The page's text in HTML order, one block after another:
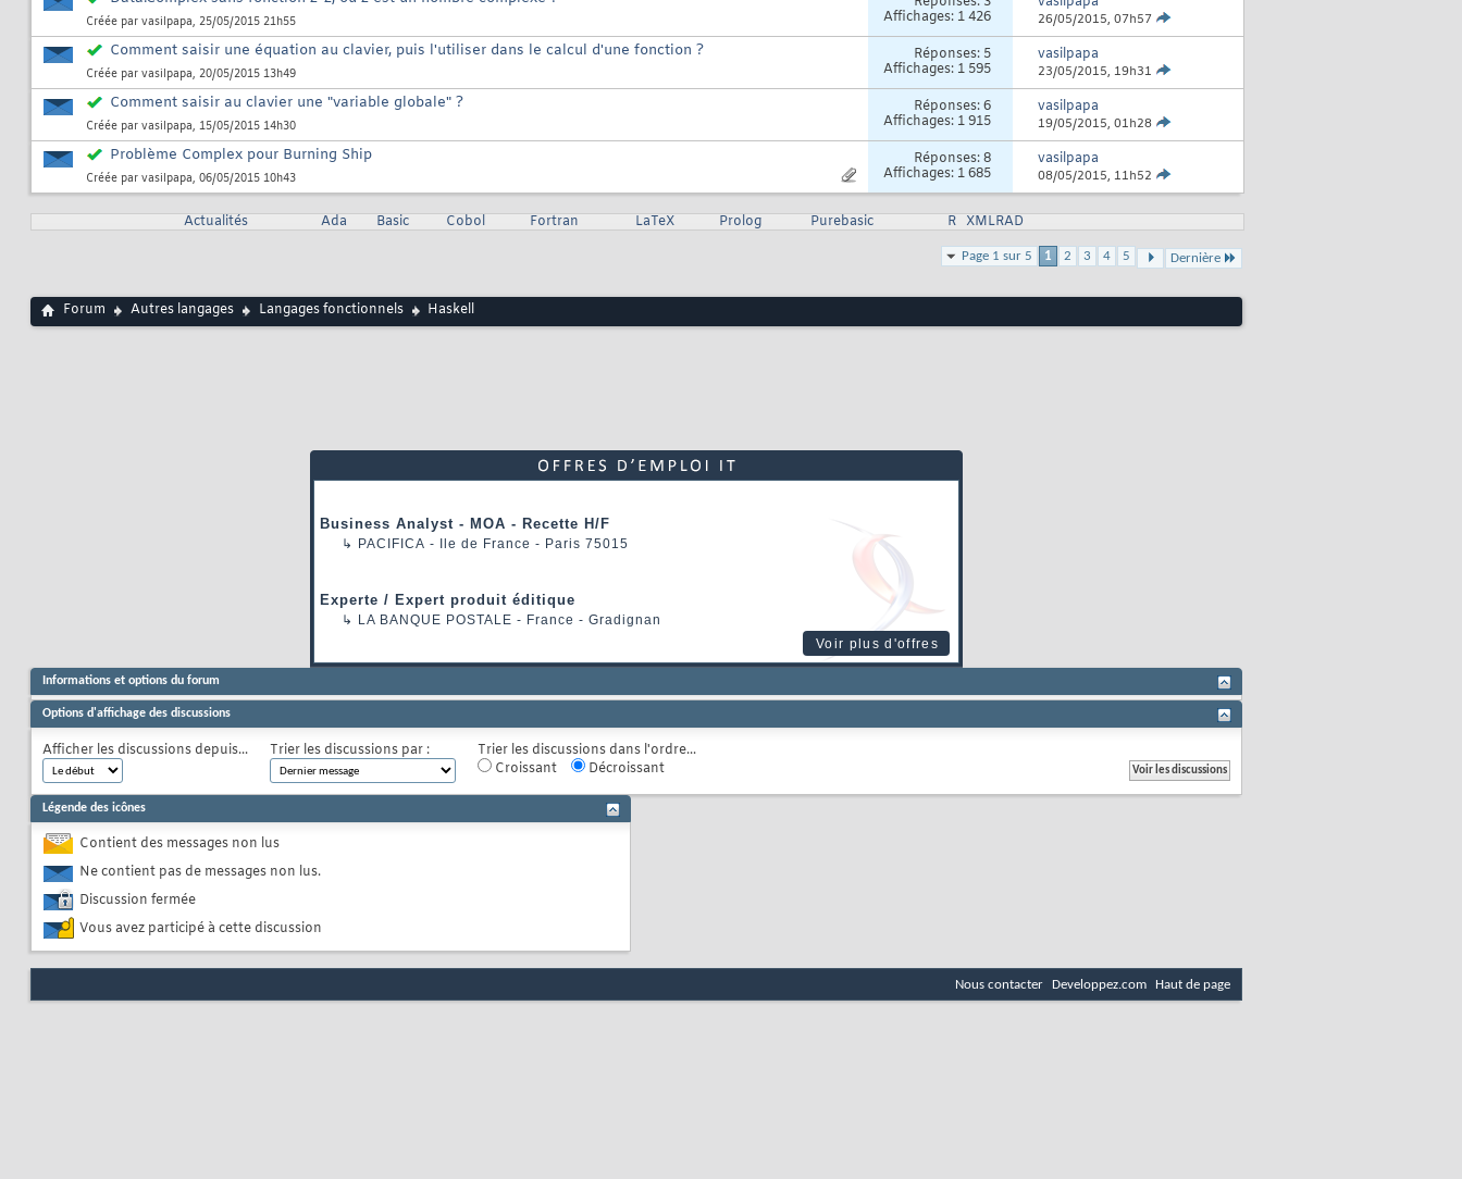
Créée par vasilpapa, 25/05/2015 21h55
Affichages: 1 426
26/05/2015, 07h57
Comment saisir une équation au clavier, puis l'utiliser dans le calcul d'une fonction ?
Créée par vasilpapa, 20/05/2015 13h49
Réponses: 5
Affichages: 1 595
vasilpapa
23/05/2015, 19h31
Comment saisir au clavier une "variable globale" ?
Créée par vasilpapa, 15/05/2015 14h30
Réponses:6
Affichages: 1 915
vasilpapa
19/05/2015, 01h28
Problème Complex pour Burning Ship
Créée par vasilpapa, 06/05/2015 10h43
Réponses:8
Affichages: 1 685
vasilpapa
08/05/2015, 11h52
Actualités Ada Basic Cobol Fortran LaTeX Prolog Purebasic R XMLRAD
Page 1 sur 5 1 2 3 4 5 Dernière
Forum Autres langages Langages fonctionnels Haskell
Business Analyst - MOA - Recette H/F
↳ PACIFICA - Ile de France - Paris 75015
Experte / Expert produit éditique
↳ LA BANQUE POSTALE - France - Gradignan
Voir plus d'offres
Informations et options du forum
Options d'affichage des discussions
Afficher les discussions depuis... Trier les discussions par :
Trier les discussions dans l'ordre...
Croissant
Décroissant
Légende des icônes
Contient des messages non lus
Ne contient pas de messages non lus.
Discussion fermée
Vous avez participé à cette discussion
Nous contacter Developpez.com Haut de page